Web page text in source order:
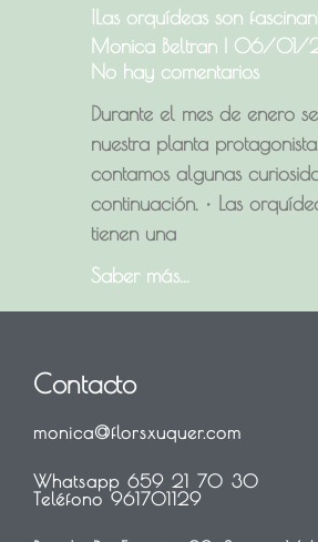
¡Las orquídeas son
Monica Beltran
06/01/
No hay comentarios
Durante el mes de enero
nuestra planta
contamos algunas
continuación. • Las
tienen una
Saber más...
Contacto
monica@florsxuquer.com
Whatsapp 659 21 70 30
Teléfono 961701129